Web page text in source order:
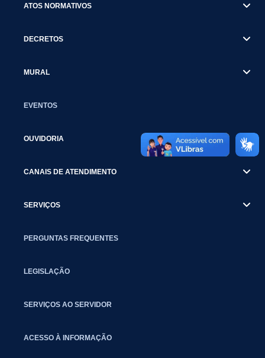
ATOS NORMATIVOS
DECRETOS
MURAL
EVENTOS
OUVIDORIA
CANAIS DE ATENDIMENTO
SERVIÇOS
PERGUNTAS FREQUENTES
LEGISLAÇÃO
SERVIÇOS AO SERVIDOR
ACESSO À INFORMAÇÃO